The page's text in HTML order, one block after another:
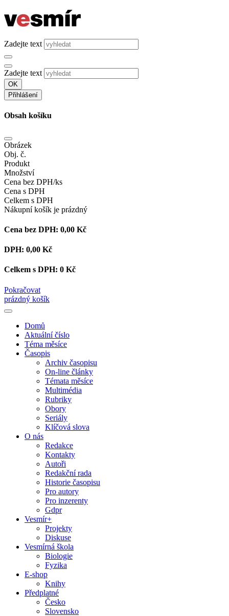
Zadejte text
Zadejte text
OK
Přihlášení
Obsah košíku
Obrázek
Obj. č.
Produkt
Množství
Cena bez DPH/ks
Cena s DPH
Celkem s DPH
Nákupní košík je prázdný
Cena bez DPH: 0,00 Kč
DPH: 0,00 Kč
Celkem s DPH: 0 Kč
Pokračovat
prázdný košík
Domů
Aktuální číslo
Téma měsíce
Časopis
Archiv časopisu
On-line články
Témata měsíce
Multimédia
Rubriky
Obory
Seriály
Klíčová slova
O nás
Redakce
Kontakty
Autoři
Redakční rada
Historie časopisu
Pro autory
Pro inzerenty
Gdpr
Vesmír+
Projekty
Diskuse
Vesmírná škola
Biologie
Fyzika
E-shop
Knihy
Předplatné
Česko
Slovensko